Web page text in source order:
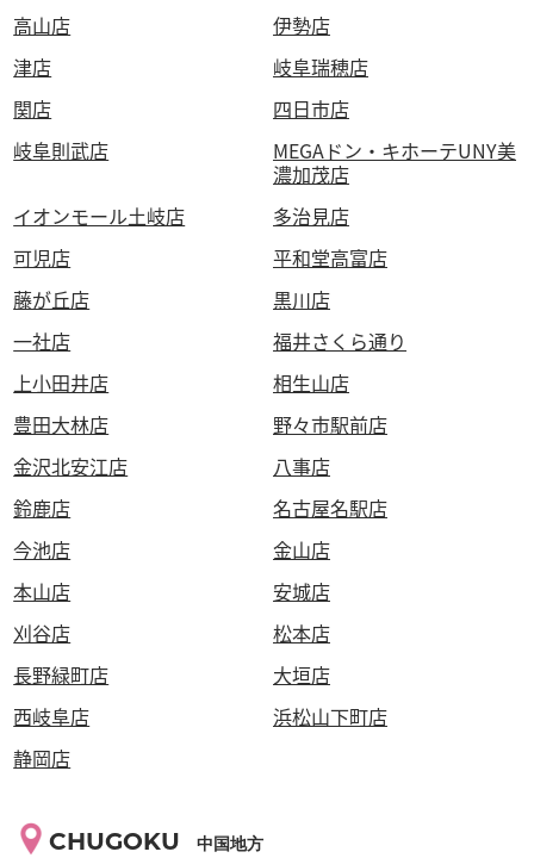
高山店
伊勢店
津店
岐阜瑞穂店
関店
四日市店
岐阜則武店
MEGAドン・キホーテUNY美
濃加茂店
イオンモール土岐店
多治見店
可児店
平和堂高富店
藤が丘店
黒川店
一社店
福井さくら通り
上小田井店
相生山店
豊田大林店
野々市駅前店
金沢北安江店
八事店
鈴鹿店
名古屋名駅店
今池店
金山店
本山店
安城店
刈谷店
松本店
長野緑町店
大垣店
西岐阜店
浜松山下町店
静岡店
CHUGOKU 中国地方